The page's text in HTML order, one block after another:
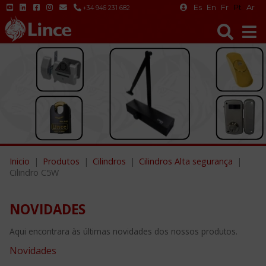
+34 946 231 682 Es En Fr Pt Ar
Inicio Produtos Cilindros
Cilindros Alta segurança
Cilindro C5W
NOVIDADES
Aqui encontrara às últimas novidades dos nossos produtos.
Novidades